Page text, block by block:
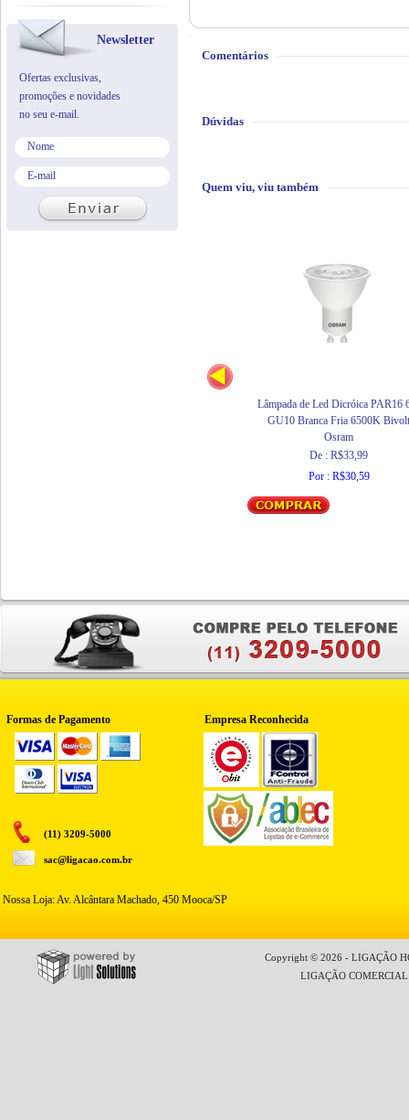
Comentários
Dúvidas
Quem viu, viu também
Lâmpada de Led Dicróica PAR16
GU10 Branca Fria 6500K Bivolt
Osram
De : R$33,99
Por : R$30,59
Newsletter
Ofertas exclusivas,
promoções e novidades
no seu e-mail.
Formas de Pagamento Empresa Reconhecida
(11) 3209-5000
sac@ligacao.com.br
Nossa Loja: Av. Alcântara Machado, 450 Mooca/SP
Copyright © 2026 - LIGAÇÃO
LIGAÇÃO